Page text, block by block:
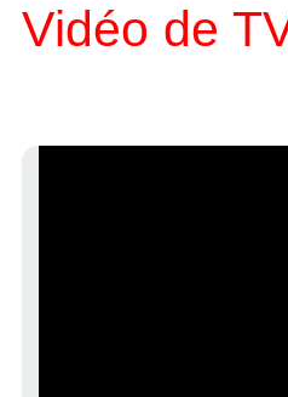
Vidéo de